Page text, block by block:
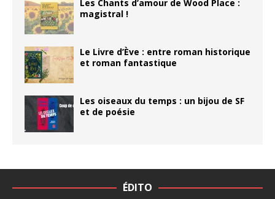
Les Chants d’amour de Wood Place :
magistral !
Le Livre d’Ève : entre roman historique
et roman fantastique
Les oiseaux du temps : un bijou de SF
et de poésie
ÉDITO